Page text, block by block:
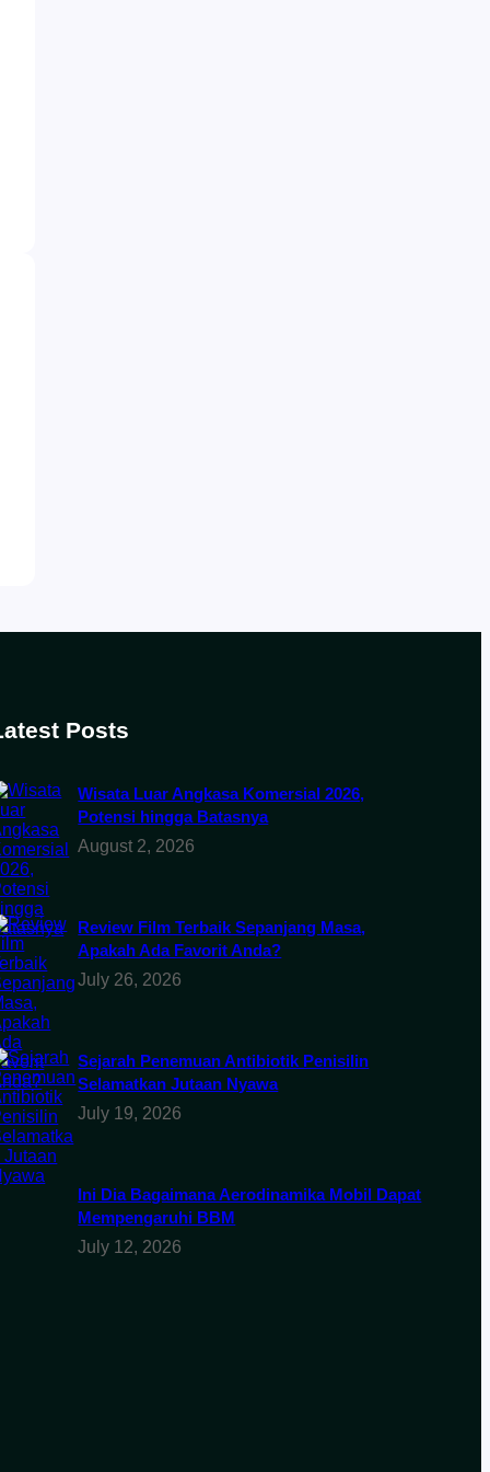
Posts
Wisata Luar Angkasa Komersial 2026,
Potensi hingga Batasnya
August 2, 2026
Review Film Terbaik Sepanjang Masa,
Apakah Ada Favorit Anda?
July 26, 2026
Sejarah Penemuan Antibiotik Penisilin
Selamatkan Jutaan Nyawa
July 19, 2026
Ini Dia Bagaimana Aerodinamika Mobil Dapat
Mempengaruhi BBM
July 12, 2026